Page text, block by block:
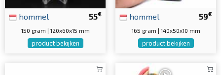
55€
hommel
150 gram | 120x60x15 mm
product bekijken
59€
hommel
165 gram | 140x50x10 mm
product bekijken